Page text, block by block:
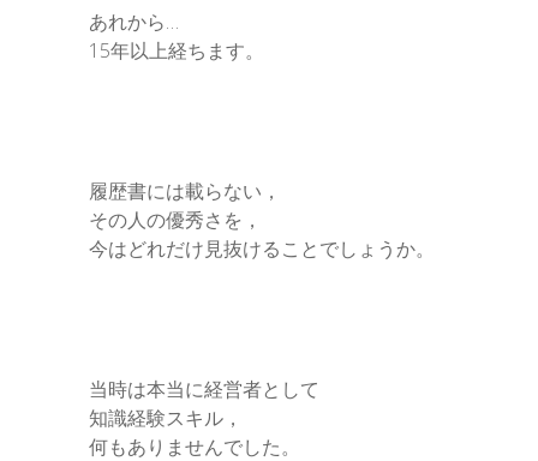
あれから…
15年以上経ちます。
履歴書には載らない，
その人の優秀さを，
今はどれだけ見抜けることでしょうか。
当時は本当に経営者として
知識経験スキル，
何もありませんでした。